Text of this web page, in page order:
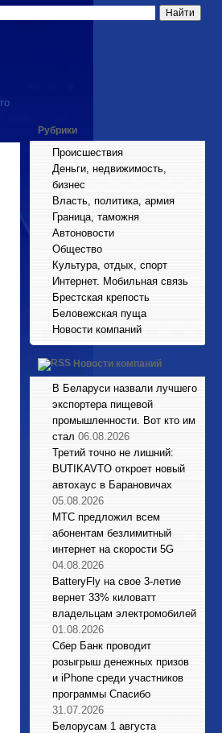
Рубрики
Происшествия
Деньги, недвижимость,
бизнес
Власть, политика, армия
Граница, таможня
Автоновости
Общество
Культура, отдых, спорт
Интернет. Мобильная связь
Брестская крепость
Беловежская пуща
Новости компаний
Новости компаний
В Беларуси назвали лучшего
экспортера пищевой
промышленности. Вот кто им
стал 06.08.2026
Третий точно не лишний:
BUTIKAVTO откроет новый
автохаус в Барановичах
05.08.2026
МТС предложил всем
абонентам безлимитный
интернет на скорости 5G
04.08.2026
BatteryFly на свое 3-летие
вернет 33% киловатт
владельцам электромобилей
01.08.2026
Сбер Банк проводит
розыгрыш денежных призов
и iPhone среди участников
программы Спасибо
31.07.2026
Белорусам 1 августа